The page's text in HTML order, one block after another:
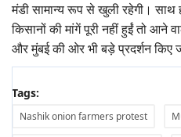
मंडी सामान्य रूप से खुली रहेगी। साथ
किसानों की मांगें पूरी नहीं हुईं तो आने
और मुंबई की ओर भी बड़े प्रदर्शन किए
Tags:
Nashik onion farmers protest